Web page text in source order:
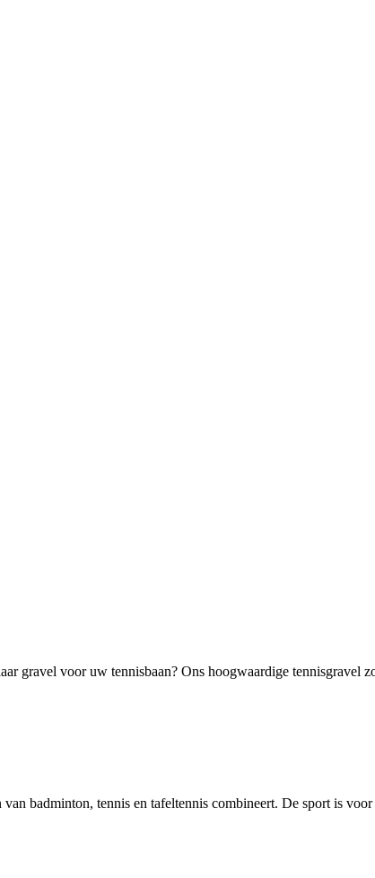
gravel voor uw tennisbaan? Ons hoogwaardige tennisgravel
badminton, tennis en tafeltennis combineert. De sport is voor